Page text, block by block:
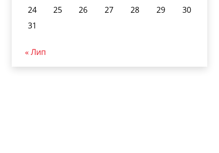
24
25 26 27 28 29
30
31
« Лип